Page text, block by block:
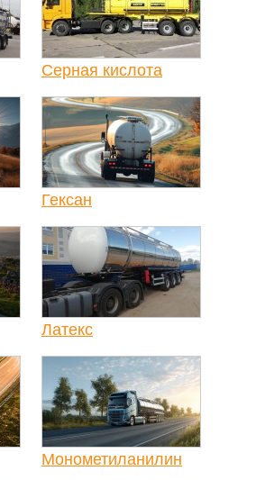
Серная кислота
Гексан
Латекс
Монометиланилин